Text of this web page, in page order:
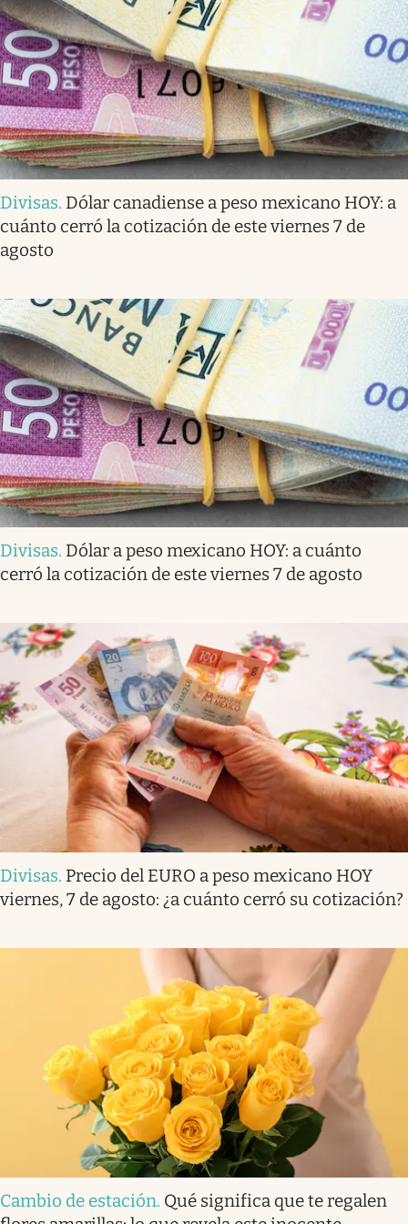
Divisas. Dólar canadiense a peso mexicano HOY: a
cuánto cerró la cotización de este viernes 7 de
agosto
Divisas. Dólar a peso mexicano HOY: a cuánto
cerró la cotización de este viernes 7 de agosto
Divisas. Precio del EURO a peso mexicano HOY
viernes, 7 de agosto: ¿a cuánto cerró su cotización?
Cambio de estación. Qué significa que te regalen